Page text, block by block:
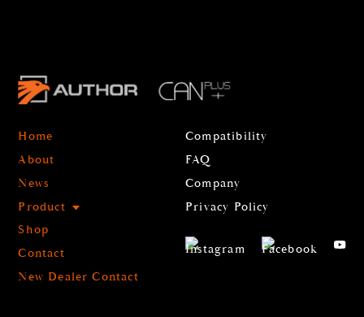
Home
About
News
Product
Shop
Contact
New Dealer Contact
Compatibility
FAQ
Company
Privacy Policy